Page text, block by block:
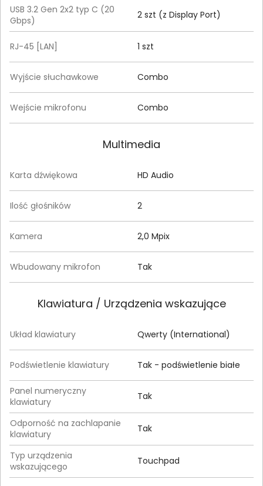
USB 3.2 Gen 2x2 typ C (20
Gbps)
2 szt (z Display Port)
RJ-45 [LAN] 1 szt
Wyjście słuchawkowe Combo
Wejście mikrofonu Combo
Multimedia
Karta dźwiękowa HD Audio
Ilość głośników 2
Kamera 2,0 Mpix
Wbudowany mikrofon Tak
Klawiatura / Urządzenia wskazujące
Układ klawiatury Qwerty (International)
Podświetlenie klawiatury Tak - podświetlenie białe
Panel numeryczny
klawiatury
Tak
Odporność na zachlapanie
klawiatury
Tak
Typ urządzenia
wskazującego
Touchpad